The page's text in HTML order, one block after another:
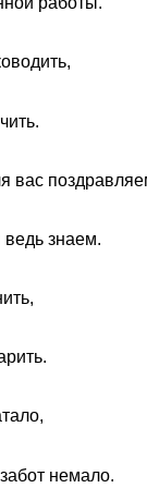
вас
знаем.
немало.